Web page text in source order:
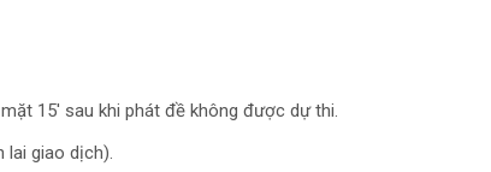
15' sau khi phát đề không được dự thi.
lai giao dịch).